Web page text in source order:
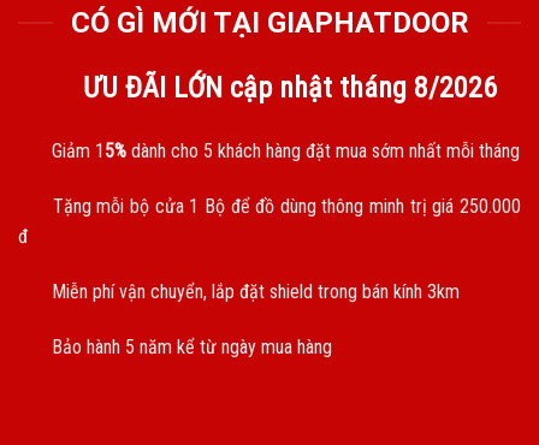
CÓ GÌ MỚI TẠI GIAPHATDOOR
ƯU ĐÃI LỚN cập nhật tháng 8/2026
Giảm 1 5% dành cho 5 khách hàng đặt mua sớm nhất mỗi tháng
Tặng mỗi bộ cửa 1 Bộ để đồ dùng thông minh trị giá 250.000
đ
Miễn phí vận chuyển, lắp đặt shield trong bán kính 3km
Bảo hành 5 năm kể từ ngày mua hàng